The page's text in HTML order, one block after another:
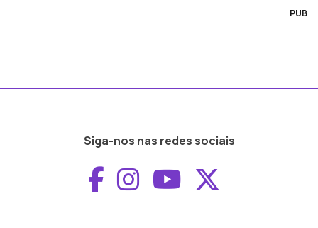
PUB
Siga-nos nas redes sociais
Aceder ao
Aceder ao
Aceder ao